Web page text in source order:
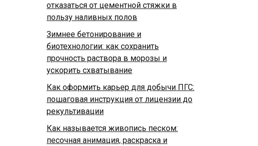
отказаться от цементной стяжки в
пользу наливных полов
Зимнее бетонирование и
биотехнологии: как сохранить
прочность раствора в морозы и
ускорить схватывание
Как оформить карьер для добычи ПГС:
пошаговая инструкция от лицензии до
рекультивации
Как называется живопись песком:
песочная анимация, раскраска и